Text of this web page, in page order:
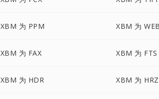
XBM 为 PPM XBM 为
XBM 为 FAX XBM 为 FTS
XBM 为 HDR XBM 为 HRZ